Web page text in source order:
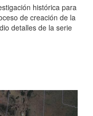
histórica para
de creación de la
detalles de la serie